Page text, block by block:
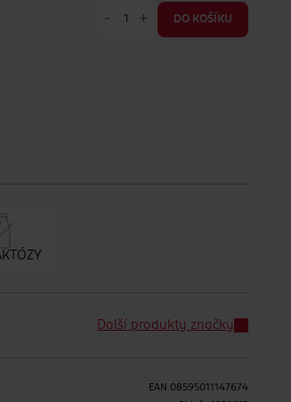
- + DO KOŠÍKU
Další produkty značky
EAN 08595011147674